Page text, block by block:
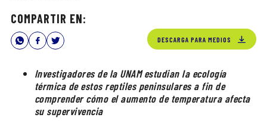
COMPARTIR EN:
DESCARGA PARA MEDIOS
Investigadores de la UNAM estudian la ecología
térmica de estos reptiles peninsulares a fin de
comprender cómo el aumento de temperatura afecta
su supervivencia